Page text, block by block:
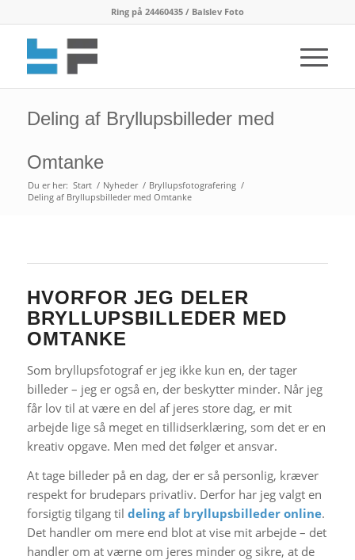
Ring på 24460435 / Balslev Foto
Deling af Bryllupsbilleder med
Omtanke
Du er her: Start / Nyheder / Bryllupsfotografering /
Deling af Bryllupsbilleder med Omtanke
HVORFOR JEG DELER
BRYLLUPSBILLEDER MED
OMTANKE
Som bryllupsfotograf er jeg ikke kun en, der tager
billeder – jeg er også en, der beskytter minder. Når jeg
får lov til at være en del af jeres store dag, er mit
arbejde lige så meget en tillidserklæring, som det er en
kreativ opgave. Men med det følger et ansvar.
At tage billeder på en dag, der er så personlig, kræver
respekt for brudepars privatliv. Derfor har jeg valgt en
forsigtig tilgang til deling af bryllupsbilleder online.
Det handler om mere end blot at vise mit arbejde – det
handler om at værne om jeres minder og sikre, at de